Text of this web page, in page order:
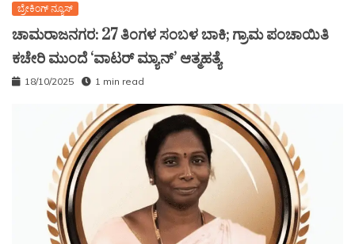
ಬ್ರೇಕಿಂಗ್ ನ್ಯೂಸ್
ಚಾಮರಾಜನಗರ: 27 ತಿಂಗಳ ಸಂಬಳ ಬಾಕಿ; ಗ್ರಾಮ ಪಂಚಾಯಿತಿ
ಕಚೇರಿ ಮುಂದೆ ‘ವಾಟರ್ ಮ್ಯಾನ್’ ಆತ್ಮಹತ್ಯೆ
18/10/2025 1 min read